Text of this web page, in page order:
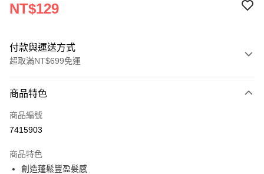
NT$129
付款與運送方式
超取滿NT$699免運
信用卡一次付款
超商取貨付款
Apple Pay
商品特色
商品編號
7415903
商品特色
創造蓬鬆豐盈髮感